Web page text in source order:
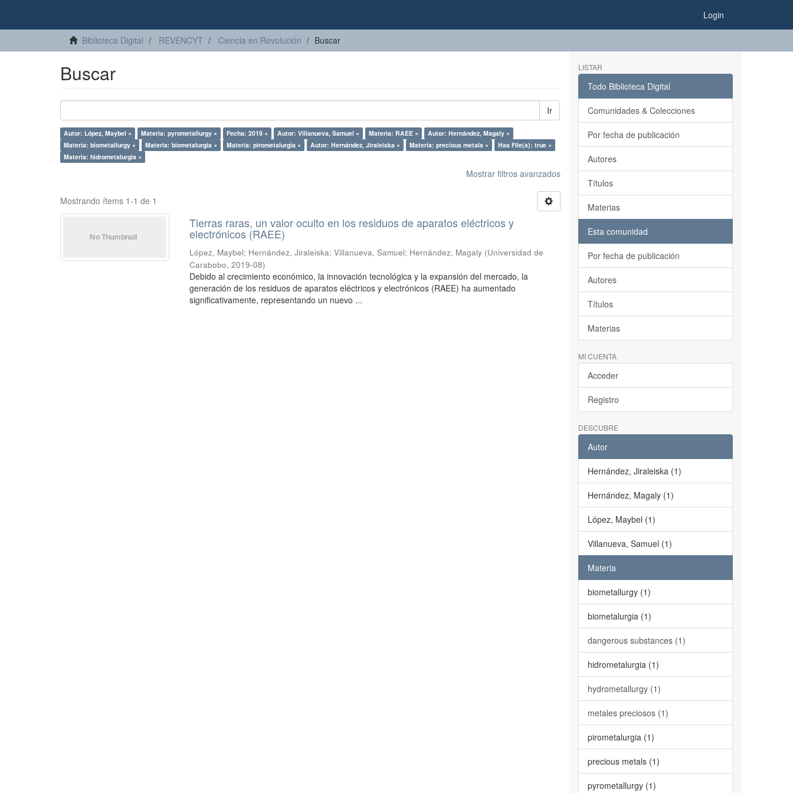
Login
Biblioteca Digital REVENCYT Ciencia en Revolución Buscar
Buscar
Ir
Autor: López, Maybel × Materia: pyrometallurgy × Fecha: 2019 × Autor: Villanueva, Samuel × Materia: RAEE ×
Autor: Hernández, Magaly ×
Materia: biometallurgy ×
Materia: biometalurgia × Materia: pirometalurgia × Autor: Hernández, Jiraleiska × Materia: precious metals ×
Has File(s): true ×
Materia: hidrometalurgia ×
Mostrar filtros avanzados
Mostrando ítems 1-1 de 1
Tierras raras, un valor oculto en los residuos de aparatos eléctricos y
electrónicos (RAEE)
López, Maybel; Hernández, Jiraleiska;Villanueva, Samuel; Hernández, Magaly (Universidad de
Carabobo,2019-08)
Debido al crecimiento económico, la innovación tecnológica y la expansión del mercado, la
generación de los residuos de aparatos eléctricos y electrónicos (RAEE) ha aumentado
significativamente, representando un nuevo ...
LISTAR
Todo Biblioteca Digital
Comunidades & Colecciones
Por fecha de publicación
Autores
Títulos
Materias
Esta comunidad
Por fecha de publicación
Autores
Títulos
Materias
MI CUENTA
Acceder
Registro
DESCUBRE
Autor
Hernández, Jiraleiska (1)
Hernández, Magaly (1)
López, Maybel (1)
Villanueva, Samuel (1)
Materia
biometallurgy (1)
biometalurgia (1)
dangerous substances (1)
hidrometalurgia (1)
hydrometallurgy (1)
metales preciosos (1)
pirometalurgia (1)
precious metals (1)
pyrometallurgy (1)